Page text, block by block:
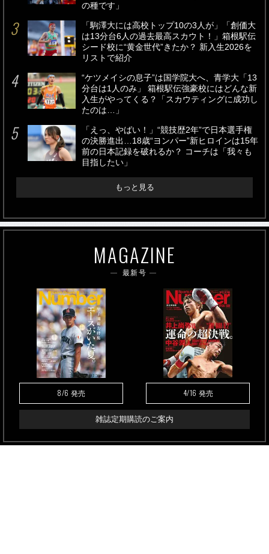
の種です」
「駒澤大には高校トップ10の3人が」「創価大
は13分台6人の過去最高スカウト！」箱根駅伝
シード校に“黄金世代”きたか？ 新入生2026を
リストで紹介
“ケツメイシの息子”は国学院大へ、青学大「13
分台は1人のみ」 箱根駅伝強豪校にはどんな新
入生がやってくる？「スカウティングに成功し
たのは…」
「えっ、やばい！」“競技歴2年”で日本選手権
の決勝進出…18歳“ヨンパー”新ヒロインは15年
前の日本記録を破れるか？ コーチは「我々も
目指したい」
もっと見る
MAGAZINE
最新号
8/6 発売 4/16 発売
雑誌定期購読のご案内